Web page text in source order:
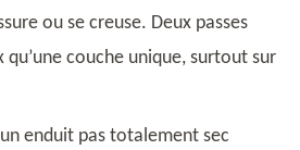
ou se creuse. Deux passes
couche unique, surtout sur
enduit pas totalement sec